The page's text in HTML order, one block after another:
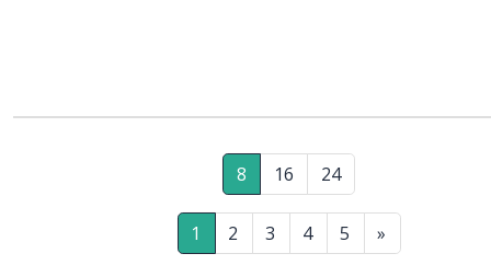
8 16 24
1 2 3 4 5 »